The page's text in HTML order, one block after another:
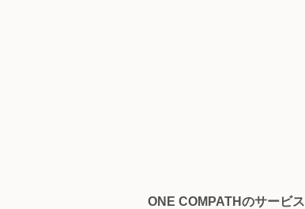
ONE COMPATHのサービス